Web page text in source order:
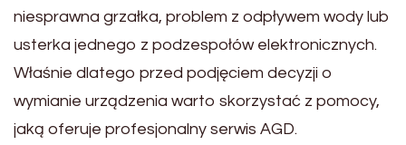
niesprawna grzałka, problem z odpływem wody lub
usterka jednego z podzespołów elektronicznych.
Właśnie dlatego przed podjęciem decyzji o
wymianie urządzenia warto skorzystać z pomocy,
jaką oferuje profesjonalny serwis AGD.